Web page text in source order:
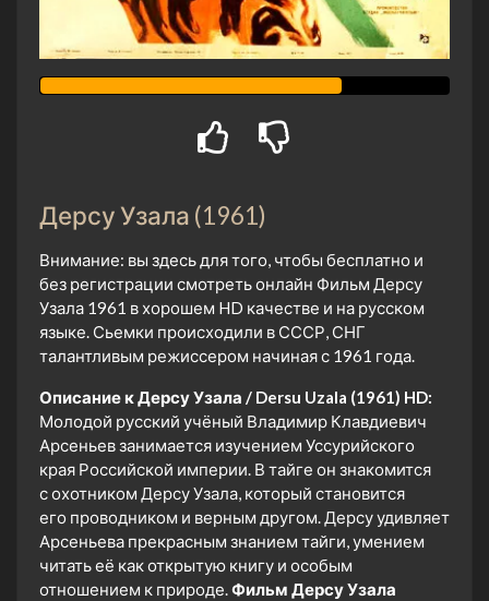
Дерсу Узала (1961)
Внимание: вы здесь для того, чтобы бесплатно и
без регистрации смотреть онлайн Фильм Дерсу
Узала 1961 в хорошем HD качестве и на русском
языке. Сьемки происходили в СССР, СНГ
талантливым режиссером начиная с 1961 года.
Описание к Дерсу Узала / Dersu Uzala (1961) HD:
Молодой русский учёный Владимир Клавдиевич
Арсеньев занимается изучением Уссурийского
края Российской империи. В тайге он знакомится
с охотником Дерсу Узала, который становится
его проводником и верным другом. Дерсу удивляет
Арсеньева прекрасным знанием тайги, умением
читать её как открытую книгу и особым
отношением к природе. Фильм Дерсу Узала